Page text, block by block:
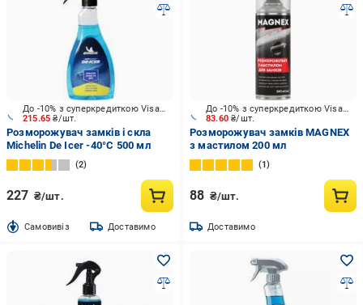
215.65₴/шт.
До -10% з суперкредиткою Visa Вигода
Розморожувач замків і скла
Michelin De Icer -40°С 500 мл
2
227 ₴/шт.
Cамовивіз Доставимо
83.60₴/шт.
До -10% з суперкредиткою Visa Вигода
Розморожувач замків MAGNEX
з мастилом 200 мл
1
88 ₴/шт.
Доставимо